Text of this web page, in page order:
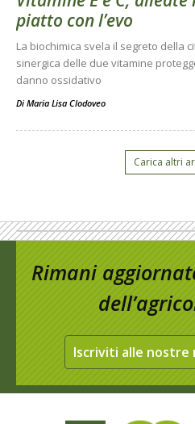
piatto con l’evo
La biochimica svela il segreto della
sinergica delle due vitamine
danno ossidativo
Di Maria Lisa Clodoveo
Carica altri
Rimani
Iscriviti alle